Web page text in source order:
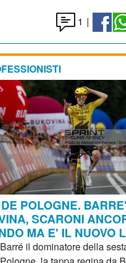
1 |
POLOGNE.
SCARONI
MA E' IL NUOVO
il dominatore della